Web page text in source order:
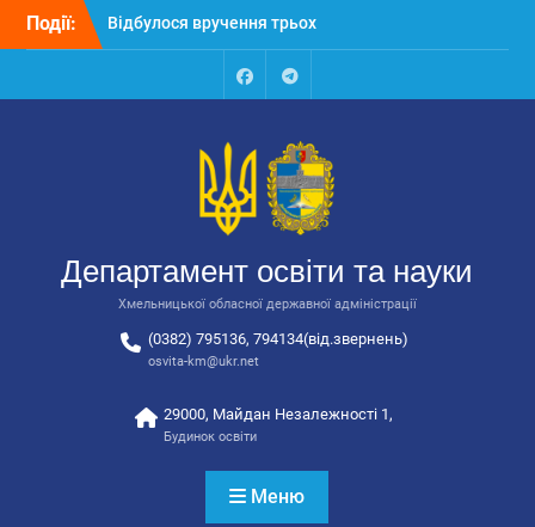
Перейти
Події:
Відбулося вручення трьох
автобусів для потреб
Відбулося засідання
освіти та науки обласної
державної адміністрації
Відбулась обласна
національно-патріотичне
виховання
FacebookTalegram
Департамент освіти та науки
Хмельницької обласної державної адміністрації
(0382) 795136, 794134(від.звернень)
osvita-km@ukr.net
29000, Майдан Незалежності 1,
Будинок освіти
Меню